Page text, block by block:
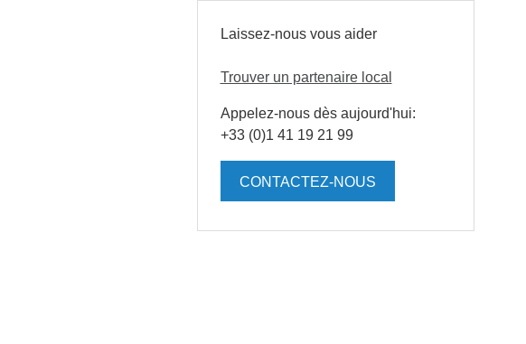
Laissez-nous vous aider
Trouver un partenaire local
Appelez-nous dès aujourd'hui:
+33 (0)1 41 19 21 99
CONTACTEZ-NOUS